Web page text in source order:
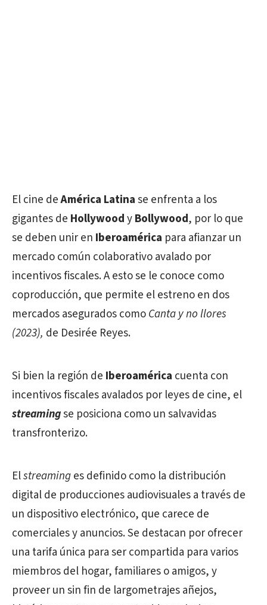
El cine deAmérica Latinase enfrenta a los
gigantes de HollywoodyBollywood, por lo que
se deben unir en Iberoamérica para afianzar un
mercado común colaborativo avalado por
incentivos fiscales. A esto se le conoce como
coproducción, que permite el estreno en dos
mercados asegurados comoCanta y no llores
(2023), de Desirée Reyes.
Si bien la región de Iberoamérica cuenta con
incentivos fiscales avalados por leyes de cine, el
streamingse posiciona como un salvavidas
transfronterizo.
Elstreaminges definido como la distribución
digital de producciones audiovisuales a través de
un dispositivo electrónico, que carece de
comerciales y anuncios.Se destacan por ofrecer
una tarifa única para ser compartida para varios
miembros del hogar, familiares o amigos, y
proveer un sin fin de largometrajes añejos,